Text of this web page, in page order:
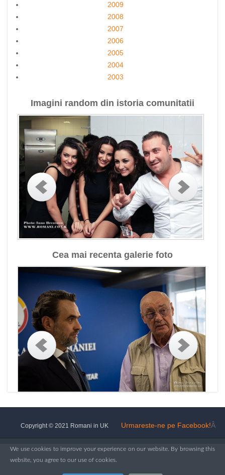
2009
2008
2007
2006
2005
2004
2003
Imagini random din istoria comunitatii
Cea mai recenta galerie foto
Urmareste-ne pe Facebook!Â
Copyright © 2021 Romani in UK
We use cookies to improve your experience on our website. By browsing this
website, you agree to our use of cookies.